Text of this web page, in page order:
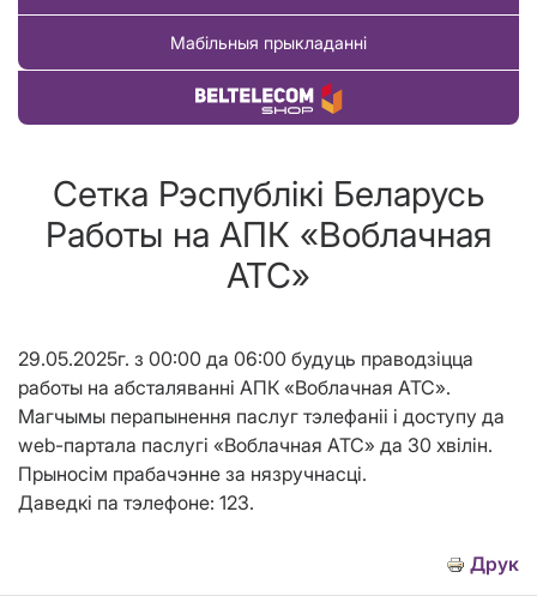
Мабільныя прыкладанні
Купіць тавар
Сетка Рэспублікі Беларусь
Работы на АПК «Воблачная
АТС»
29.05.2025г. з 00:00 да 06:00 будуць праводзіцца
работы на абсталяванні АПК «Воблачная АТС».
Магчымы перапынення паслуг тэлефаніі і доступу да
web-партала паслугі «Воблачная АТС» да 30 хвiлiн.
Прыносім прабачэнне за нязручнасці.
Даведкі па тэлефоне: 123.
Друк